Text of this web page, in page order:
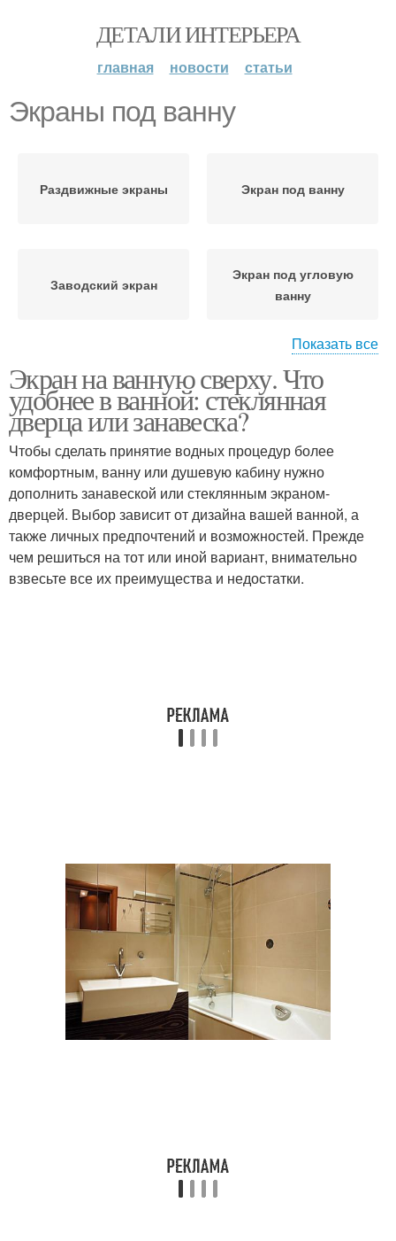
ДЕТАЛИ ИНТЕРЬЕРА
главная новости статьи
Экраны под ванну
Раздвижные экраны Экран под ванну
Заводский экран
Экран под угловую
ванну
Угловой экран
Показать все
Экран на ванную сверху. Что
удобнее в ванной: стеклянная
дверца или занавеска?
Чтобы сделать принятие водных процедур более
комфортным, ванну или душевую кабину нужно
дополнить занавеской или стеклянным экраном-
дверцей. Выбор зависит от дизайна вашей ванной, а
также личных предпочтений и возможностей. Прежде
чем решиться на тот или иной вариант, внимательно
взвесьте все их преимущества и недостатки.